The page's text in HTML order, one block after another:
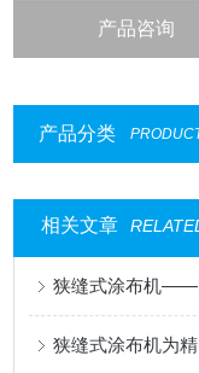
产品咨询
产品分类
相关文章
狭缝式涂布机为